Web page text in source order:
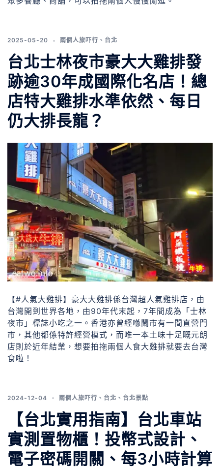
2025-05-20 兩個人旅吓行 、 台北
台北士林夜市豪大大雞排發
跡逾30年成國際化名店！總
店特大雞排水準依然、每日
仍大排長龍？
【#人氣大雞排】豪大大雞排係台灣超人氣雞排店，由
台灣開到世界各地，由90年代末起，7年間成為「士林
夜市」標誌小吃之一。香港亦曾經喺鬧市有一間直營門
市，其他都係特許經營模式，而唯一本土味十足嘅元朗
店則於近年結業，想要拍拖兩個人食大雞排就要去台灣
食啦！
2024-12-04 兩個人旅吓行 、 台北 、 台北景點
【台北實用指南】台北車站
實測置物櫃！投幣式設計、
電子密碼開關、每3小時計算